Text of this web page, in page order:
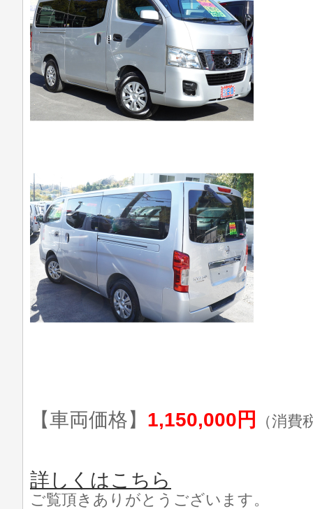
【車両価格】 1,150,000円 （消費
詳しくはこちら
ご覧頂きありがとうございます。